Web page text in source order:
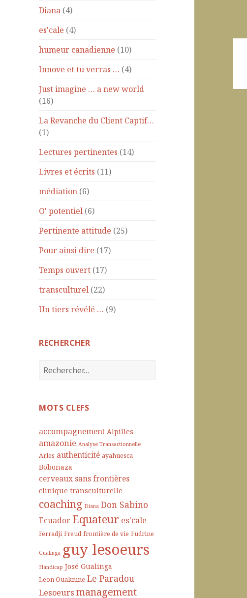
Diana (4)
es'cale (4)
humeur canadienne (10)
Innove et tu verras … (4)
Just imagine … a new world
(16)
La Revanche du Client Captif…
(1)
Lectures pertinentes (14)
Livres et écrits (11)
médiation (6)
O' potentiel (6)
Pertinente attitude (25)
Pour ainsi dire (17)
Temps ouvert (17)
transculturel (22)
Un tiers révélé … (9)
RECHERCHER
R
e
e
c
h
e
r
:
MOTS CLEFS
accompagnement Alpilles
amazonie Analyse Transactionnelle
Arles authenticité ayahuesca
Bobonaza
cerveaux sans frontières
clinique transculturelle
coaching Diana Don Sabino
Ecuador Equateur es'cale
Ferradji Freud frontière de vie Fudrine
Gualinga guy lesoeurs
Handicap José Gualinga
Leon Ouaknine Le Paradou
Lesoeurs management